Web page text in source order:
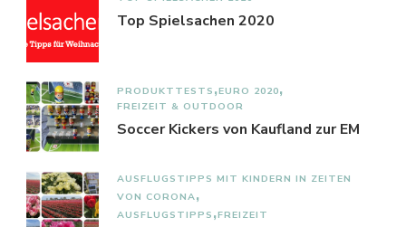
Top Spielsachen 2020
PRODUKTTESTS EURO 2020
FREIZEIT & OUTDOOR
Soccer Kickers von Kaufland zur EM
AUSFLUGSTIPPS MIT KINDERN IN ZEITEN
VON CORONA
AUSFLUGSTIPPS FREIZEIT